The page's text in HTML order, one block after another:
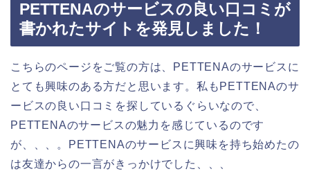
PETTENAのサービスの良い口コミが
書かれたサイトを発見しました！
こちらのページをご覧の方は、PETTENAのサービスに
とても興味のある方だと思います。私もPETTENAのサ
ービスの良い口コミを探しているぐらいなので、
PETTENAのサービスの魅力を感じているのです
が、、、。PETTENAのサービスに興味を持ち始めたの
は友達からの一言がきっかけでした、、、